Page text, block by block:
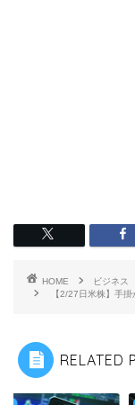
HOME ビジネス
【2/27日米株】手
RELATED